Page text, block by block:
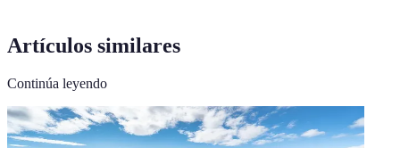
Artículos similares
Continúa leyendo